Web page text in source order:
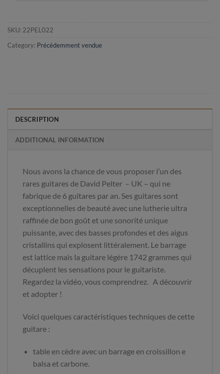
SKU: 22PEL022
Category: Précédemment vendue
DESCRIPTION
ADDITIONAL INFORMATION
Nous avons la chance de vous proposer l’un des
rares guitares de David Pelter – UK – qui ne
fabrique de 6 guitares par an. Ses guitares sont
exceptionnelles de beauté avec une lutherie ultra
raffinée de bon goût et une sonorité unique
puissante, avec des basses profondes et des aigus
cristallins qui explosent littéralement. Le barrage
est lattice mais la guitare légère 1742 grammes qui
décuplent les sensations pour le guitariste.
Regardez la vidéo, vous comprendrez. A découvrir
et adopter !
Voici quelques caractéristiques techniques de cette
guitare :
table en cèdre avec un barrage en croissillon e
balsa et carbone.